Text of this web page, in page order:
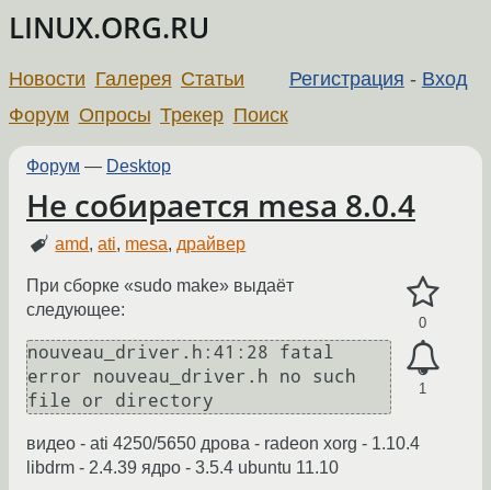
LINUX.ORG.RU
Регистрация - Вход
Новости Галерея Статьи
Форум Опросы Трекер Поиск
Форум — Desktop
Не собирается mesa 8.0.4
amd,ati, mesa,драйвер
0
1
При сборке «sudo make» выдаёт
следующее:
nouveau_driver.h:41:28 fatal
error nouveau_driver.h no such
file or directory
видео - ati 4250/5650 дрова - radeon xorg - 1.10.4
libdrm - 2.4.39 ядро - 3.5.4 ubuntu 11.10